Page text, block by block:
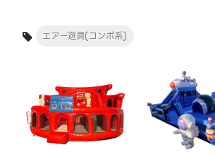
エアー遊具(コンボ系)